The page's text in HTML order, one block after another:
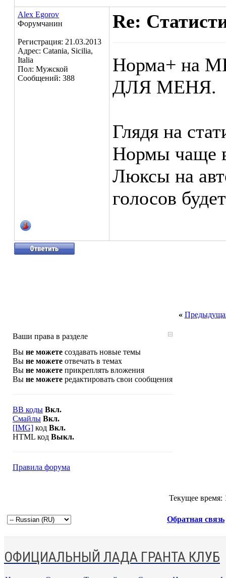
Alex Egorov
Форумчанин
Регистрация: 21.03.2013
Адрес: Catania, Sicilia,
Italia
Пол: Мужской
Сообщений: 388
Re:
Норма+ на
ДЛЯ МЕНЯ.
Глядя на
Нормы чаще
Люксы на
голосов
«
Ваши права в разделе
Вы не можете создавать новые темы
Вы не можете отвечать в темах
Вы не можете прикреплять вложения
Вы не можете редактировать свои сообщения
BB коды Вкл.
Смайлы Вкл.
[IMG] код Вкл.
HTML код Выкл.
Правила форума
Текущее время:
Обратная связь
ОФИЦИАЛЬНЫЙ ЛАДА ГРАНТА КЛУБ